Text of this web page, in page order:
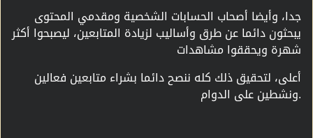
جدا، وأيضا أصحاب الحسابات الشخصية ومقدمي المحتوى
يبحثون دائما عن طرق وأساليب لزيادة المتابعين، ليصبحوا أكثر
شهرة ويحققوا مشاهدات
أعلى، لتحقيق ذلك كله ننصح دائما بشراء متابعين فعالين
ونشطين على الدوام.